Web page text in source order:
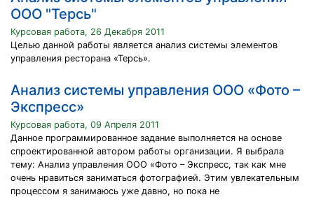
ООО "Терсь"
Курсовая работа, 26 Декабря 2011
Целью данной работы является анализ системы элементов
управления ресторана «Терсь».
Анализ системы управления ООО «Фото –
Экспресс»
Курсовая работа, 09 Апреля 2011
Данное программированное задание выполняется на основе
спроектированной автором работы организации. Я выбрала
тему: Анализ управления ООО «Фото – Экспресс, так как мне
очень нравиться заниматься фотографией. Этим увлекательным
процессом я занимаюсь уже давно, но пока не